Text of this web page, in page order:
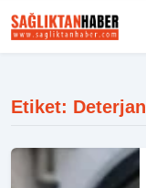
Etiket: Deterjan